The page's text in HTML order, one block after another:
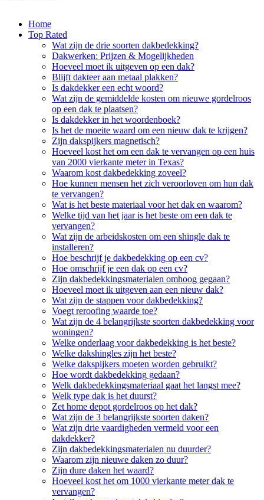
Home
Top Rated
Wat zijn de drie soorten dakbedekking?
Dakwerken: Prijzen & Mogelijkheden
Hoeveel moet ik uitgeven op een dak?
Blijft dakteer aan metaal plakken?
Is dakdekker een echt woord?
Wat zijn de gemiddelde kosten om nieuwe gordelroos
op een dak te plaatsen?
Is dakdekker in het woordenboek?
Is het de moeite waard om een nieuw dak te krijgen?
Zijn dakspijkers magnetisch?
Hoeveel kost het om een dak te vervangen op een huis
van 2000 vierkante meter in Texas?
Waarom kost dakbedekking zoveel?
Hoe kunnen mensen het zich veroorloven om hun dak
te vervangen?
Wat is het beste materiaal voor het dak en waarom?
Welke tijd van het jaar is het beste om een dak te
vervangen?
Wat zijn de arbeidskosten om een shingle dak te
installeren?
Hoe beschrijf je dakbedekking op een cv?
Hoe omschrijf je een dak op een cv?
Zijn dakbedekkingsmaterialen omhoog gegaan?
Hoeveel moet ik uitgeven aan een nieuw dak?
Wat zijn de stappen voor dakbedekking?
Voegt reroofing waarde toe?
Wat zijn de 4 belangrijkste soorten dakbedekking voor
woningen?
Welke onderlaag voor dakbedekking is het beste?
Welke dakshingles zijn het beste?
Welke dakspijkers moeten worden gebruikt?
Hoe wordt dakbedekking gedaan?
Welk dakbedekkingsmateriaal gaat het langst mee?
Welk type dak is het duurst?
Zet home depot gordelroos op het dak?
Wat zijn de 3 belangrijkste soorten daken?
Wat zijn drie vaardigheden vermeld voor een
dakdekker?
Zijn dakbedekkingsmaterialen nu duurder?
Waarom zijn nieuwe daken zo duur?
Zijn dure daken het waard?
Hoeveel kost het om 1000 vierkante meter dak te
vervangen?